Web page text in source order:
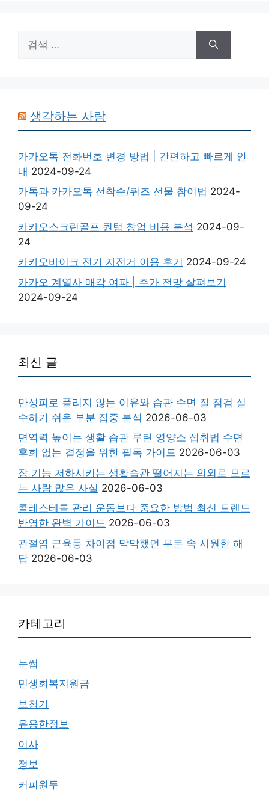
색:
생각하는 사람
카카오톡 전화번호 변경 방법 | 간편하고 빠르게 안
내 2024-09-24
카톡과 카카오톡 선착순/퀴즈 선물 참여법 2024-
09-24
카카오스크린골프 퀀텀 창업 비용 분석 2024-09-
24
카카오바이크 전기 자전거 이용 후기 2024-09-24
카카오 계열사 매각 여파 | 주가 전망 살펴보기
2024-09-24
최신 글
만성피로 풀리지 않는 이유와 습관 수면 질 점검 실
수하기 쉬운 부분 집중 분석 2026-06-03
면역력 높이는 생활 습관 루틴 영양소 섭취법 수면
후회 없는 결정을 위한 필독 가이드 2026-06-03
장 기능 저하시키는 생활습관 떨어지는 의외로 모르
는 사람 많은 사실 2026-06-03
콜레스테롤 관리 운동보다 중요한 방법 최신 트렌드
반영한 완벽 가이드 2026-06-03
관절염 근육통 차이점 막막했던 부분 속 시원한 해
답 2026-06-03
카테고리
눈썹
민생회복지원금
보청기
유용한정보
이사
정보
커피원두